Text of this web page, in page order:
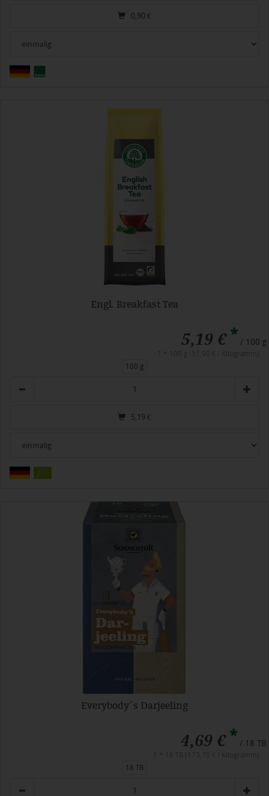
0,90 €
Engl. Breakfast Tea
5,19 €* / 100 g
100 g
5,19 €
Everybody´s Darjeeling
4,69 €* / 18 TB
18 TB